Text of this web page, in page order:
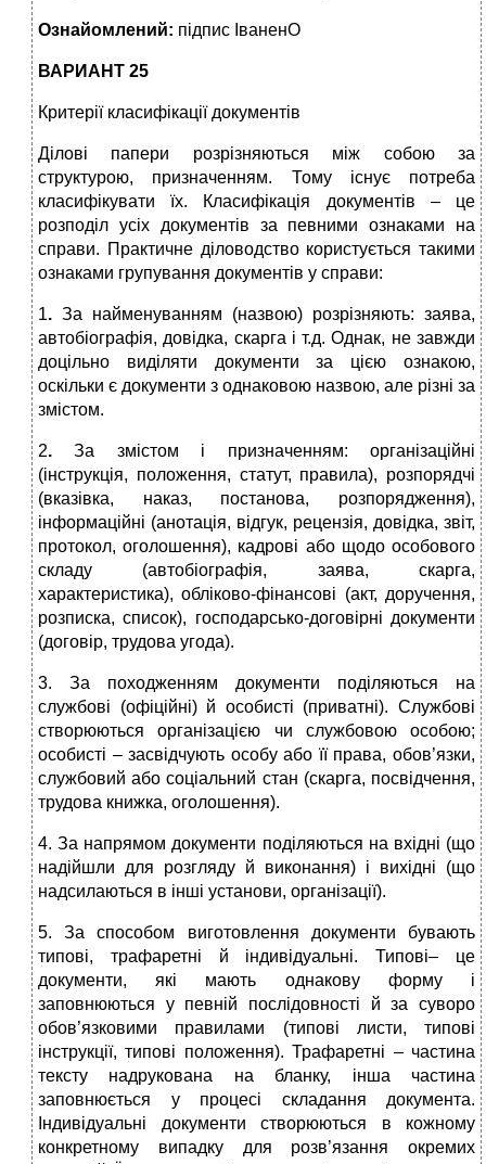
Ознайомлений: підпис ІваненО
ВАРИАНТ 25
Критерії класифікації документів
Ділові папери розрізняються між собою за
структурою, призначенням. Тому існує потреба
класифікувати їх. Класифікація документів – це
розподіл усіх документів за певними ознаками на
справи. Практичне діловодство користується такими
ознаками групування документів у справи:
1. За найменуванням (назвою) розрізняють: заява,
автобіографія, довідка, скарга і т.д. Однак, не завжди
доцільно виділяти документи за цією ознакою,
оскільки є документи з однаковою назвою, але різні за
змістом.
2.За змістом і призначенням: організаційні
(інструкція, положення, статут, правила), розпорядчі
(вказівка, наказ, постанова, розпорядження),
інформаційні (анотація, відгук, рецензія, довідка, звіт,
протокол, оголошення), кадрові або щодо особового
складу (автобіографія, заява, скарга,
характеристика), обліково-фінансові (акт, доручення,
розписка, список), господарсько-договірні документи
(договір, трудова угода).
3. За походженням документи поділяються на
службові (офіційні) й особисті (приватні). Службові
створюються організацією чи службовою особою;
особисті – засвідчують особу або її права, обов’язки,
службовий або соціальний стан (скарга, посвідчення,
трудова книжка, оголошення).
4. За напрямом документи поділяються на вхідні (що
надійшли для розгляду й виконання) і вихідні (що
надсилаються в інші установи, організації).
5. За способом виготовлення документи бувають
типові, трафаретні й індивідуальні. Типові– це
документи, які мають однакову форму і
заповнюються у певній послідовності й за суворо
обов’язковими правилами (типові листи, типові
інструкції, типові положення). Трафаретні – частина
тексту надрукована на бланку, інша частина
заповнюється у процесі складання документа.
Індивідуальні документи створюються в кожному
конкретному випадку для розв’язання окремих